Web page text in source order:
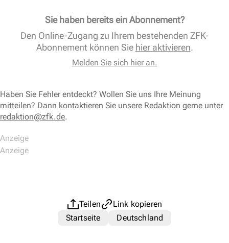
Sie haben bereits ein Abonnement?
Den Online-Zugang zu Ihrem bestehenden ZFK-
Abonnement können Sie hier aktivieren.
Melden Sie sich hier an.
Haben Sie Fehler entdeckt? Wollen Sie uns Ihre Meinung
mitteilen? Dann kontaktieren Sie unsere Redaktion gerne unter
redaktion@zfk.de.
Teilen
Link kopieren
Startseite
Deutschland